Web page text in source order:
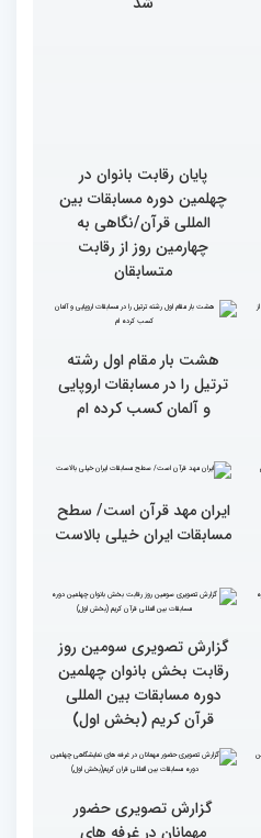
سومین محفل انس با قرآن
پایان رقابت بانوان در
چهلمین دوره مسابقات بین
المللی قرآن/نگاهی به
چهارمین روز از رقابت
متسابقان
هشت بار مقام اول رشته
و آلمان کسب کرده ام
ایران مهد قرآن است/ سطح
مسابقات ایران خیلی بالاست
گزارش تصویری سومین روز
رقابت بخش بانوان چهلمین
دوره مسابقات بین المللی
قرآن کریم (بخش اول)